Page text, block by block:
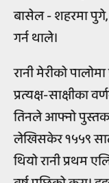
बासेल - शहरमा पुगे,
गर्न थाले।
रानी मेरीको
प्रत्यक्ष-साक्षीका
तिनले आफ्नो पुस्तक
लेखिसकेर १५५९
थियो रानी प्रथम